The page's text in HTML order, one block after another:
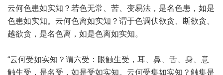
云何色患如实知？若色无常、苦、变易法，是名色患，如是
色患如实知。云何色离如实知？谓于色调伏欲贪、断欲贪、
越欲贪，是名色离，如是色离如实知。
“云何受如实知？谓六受：眼触生受，耳、鼻、舌、身、意
触生受，是名受，如是受如实知。云何受集如实知？触集是